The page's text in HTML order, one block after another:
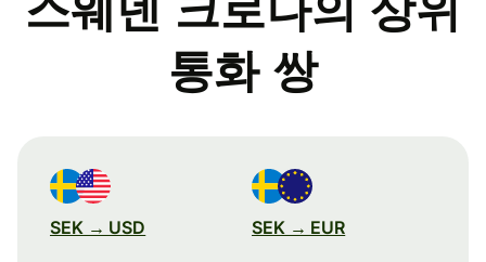
통화 쌍
SEK → USD SEK → EUR